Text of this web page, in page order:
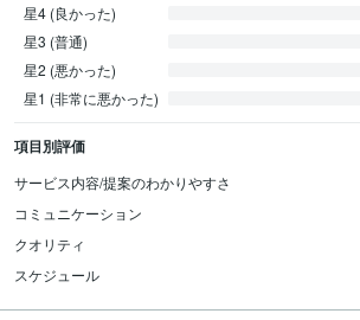
星4 (良かった)
星3 (普通)
星2 (悪かった)
星1 (非常に悪かった)
項目別評価
サービス内容/提案のわかりやすさ
コミュニケーション
クオリティ
スケジュール